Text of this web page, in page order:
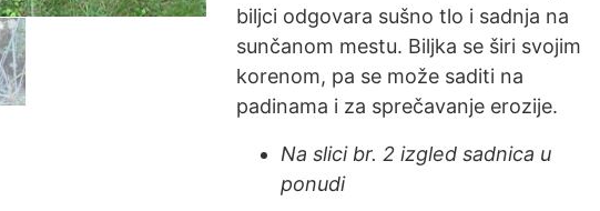
biljci odgovara sušno tlo i sadnja na
sunčanom mestu. Biljka se širi svojim
korenom, pa se može saditi na
padinama i za sprečavanje erozije.
Na slici br. 2 izgled sadnica u
ponudi